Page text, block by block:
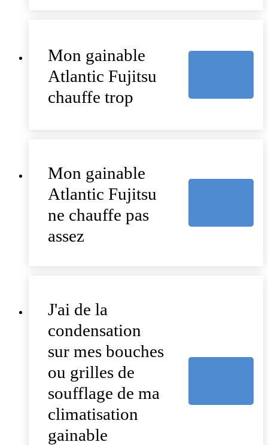
Mon gainable
Atlantic Fujitsu
chauffe trop
Mon gainable
Atlantic Fujitsu
ne chauffe pas
assez
J'ai de la
condensation
sur mes bouches
ou grilles de
soufflage de ma
climatisation
gainable